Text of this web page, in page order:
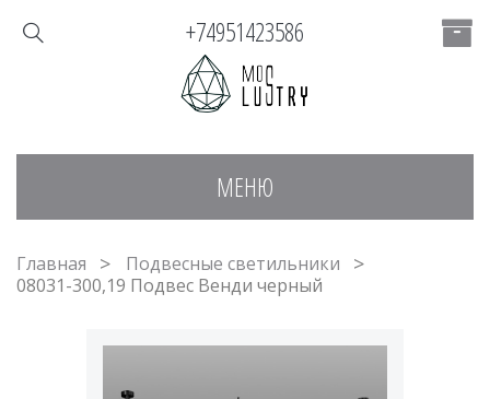
МЕНЮ
+74951423586
Главная
Подвесные светильники
08031-300,19 Подвес Венди черный